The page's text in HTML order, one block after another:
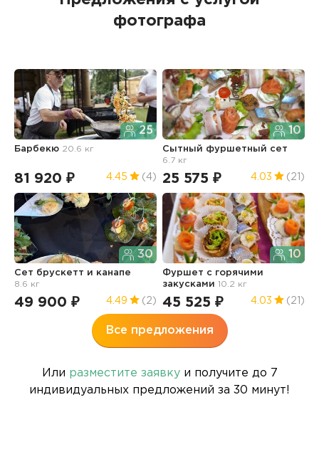
фотографа
25
Барбекю 20.6 кг
81 920 ₽ 4.45 (4)
10
Сытный фуршетный сет
6.7 кг
25 575 ₽ 4.03 (21)
30
Сет брускетт и канапе
8.6 кг
49 900 ₽ 4.49 (2)
10
Фуршет с горячими
закусками10.2 кг
45 525 ₽ 4.03 (21)
Все предложения
Или разместите заявкуи получите до 7
индивидуальных предложений за 30 минут!